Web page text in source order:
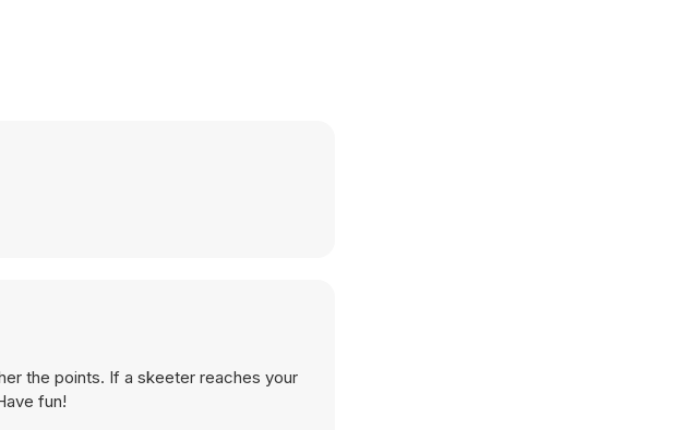
the points. If a skeeter reaches your
fun!